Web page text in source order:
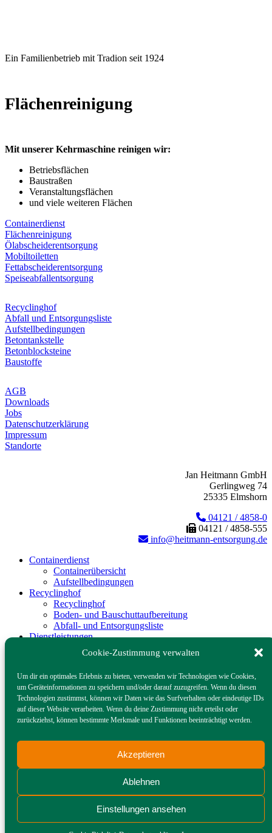
Cookie-Zustimmung verwalten
Um dir ein optimales Erlebnis zu bieten, verwenden wir Technologien wie Cookies,
um Geräteinformationen zu speichern und/oder darauf zuzugreifen. Wenn du diesen
Technologien zustimmst, können wir Daten wie das Surfverhalten oder eindeutige IDs
auf dieser Website verarbeiten. Wenn du deine Zustimmung nicht erteilst oder
zurückziehst, können bestimmte Merkmale und Funktionen beeinträchtigt werden.
Akzeptieren
Ablehnen
Einstellungen ansehen
Ein Familienbetrieb mit Tradion seit 1924
Flächenreinigung
Mit unserer Kehrmaschine reinigen wir:
Betriebsflächen
Baustraßen
Veranstaltungsflächen
und viele weiteren Flächen
Containerdienst
Flächenreinigung
Ölabscheiderentsorgung
Mobiltoiletten
Fettabscheiderentsorgung
Speiseabfallentsorgung
Recyclinghof
Abfall und Entsorgungsliste
Aufstellbedingungen
Betontankstelle
Betonblocksteine
Baustoffe
AGB
Downloads
Jobs
Datenschutzerklärung
Impressum
Standorte
Jan Heitmann GmbH
Gerlingweg 74
25335 Elmshorn
04121 / 4858-0
04121 / 4858-555
info@heitmann-entsorgung.de
Containerdienst
Containerübersicht
Aufstellbedingungen
Recyclinghof
Recyclinghof
Boden- und Bauschuttaufbereitung
Abfall- und Entsorgungsliste
Dienstleistungen
Flächenreiningung
Miettoiletten – LoKus
Ölabscheider
Baustoffe
Baustoffe
Betontankstelle
Gastronomieservice
Fettabscheider/‐ Inhalte
Heitmann
Downloads
Jobs